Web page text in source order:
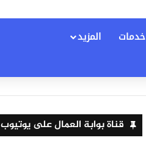
خدمات
المزيد
قناة بوابة العمال على يوتيوب